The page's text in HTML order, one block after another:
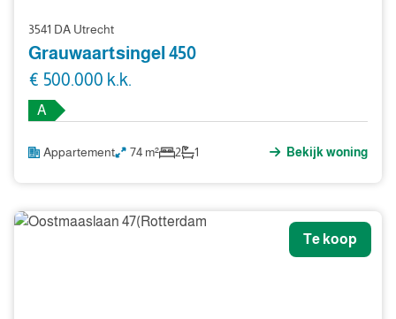
3541 DA Utrecht
Grauwaartsingel 450
€ 500.000 k.k.
A
Appartement 74 m² 2 1 Bekijk woning
Te koop